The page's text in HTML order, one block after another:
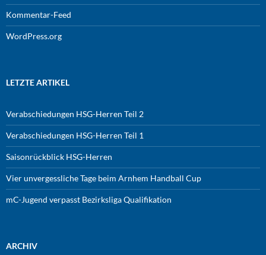
Kommentar-Feed
WordPress.org
LETZTE ARTIKEL
Verabschiedungen HSG-Herren Teil 2
Verabschiedungen HSG-Herren Teil 1
Saisonrückblick HSG-Herren
Vier unvergessliche Tage beim Arnhem Handball Cup
mC-Jugend verpasst Bezirksliga Qualifikation
ARCHIV